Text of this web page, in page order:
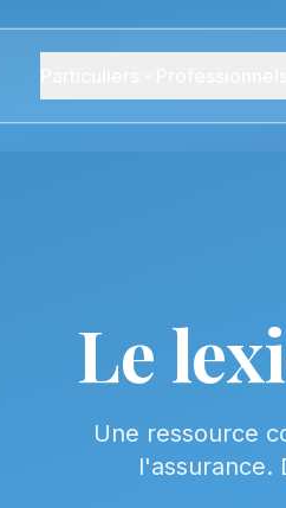
Le
Une ressource
l'assurance.